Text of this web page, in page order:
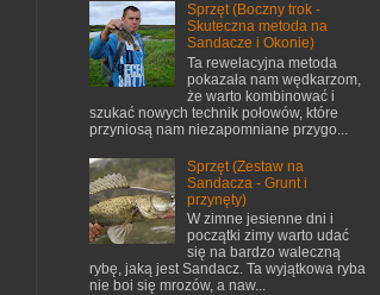
Sprzęt (Boczny trok -
Skuteczna metoda na
Sandacze i Okonie)
Ta rewelacyjna metoda
pokazała nam wędkarzom,
że warto kombinować i
szukać nowych technik połowów, które
przyniosą nam niezapomniane przygo...
Sprzęt (Zestaw na
Sandacza - Grunt i
przynęty)
W zimne jesienne dni i
początki zimy warto udać
się na bardzo waleczną
rybę, jaką jest Sandacz. Ta wyjątkowa ryba
nie boi się mrozów, a naw...